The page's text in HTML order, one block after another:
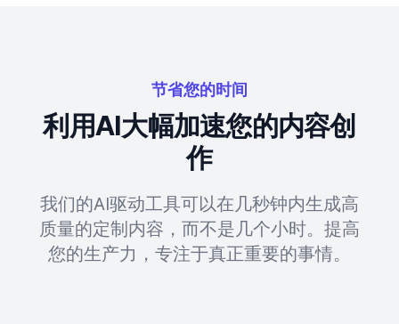
节省您的时间
利用AI大幅加速您的内容创
作
我们的AI驱动工具可以在几秒钟内生成高
质量的定制内容，而不是几个小时。提高
您的生产力，专注于真正重要的事情。